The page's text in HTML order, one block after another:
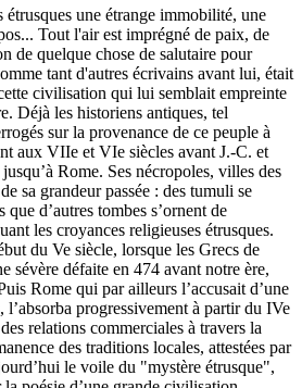
une étrange immobilité, une
Tout l'air est imprégné de paix, de
de quelque chose de salutaire pour
tant d'autres écrivains avant lui, était
civilisation qui lui semblait empreinte
Déjà les historiens antiques, tel
sur la provenance de ce peuple à
aux VIIe et VIe siècles avant J.-C. et
Rome. Ses nécropoles, villes des
sa grandeur passée : des tumuli se
d’autres tombes s’ornent de
les croyances religieuses étrusques.
du Ve siècle, lorsque les Grecs de
sévère défaite en 474 avant notre ère,
Rome qui par ailleurs l’accusait d’une
l’absorba progressivement à partir du IVe
relations commerciales à travers la
des traditions locales, attestées par
le voile du "mystère étrusque",